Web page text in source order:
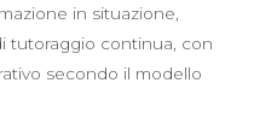
in situazione,
tutoraggio continua, con
secondo il modello